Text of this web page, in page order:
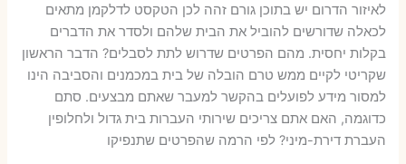
לאיזור הדרום יש בתוכן גורם זהה לכן הטקסט לדלקמן מתאים
לכאלה שדורשים להוביל את הבית שלהם ולסדר את הדברים
בקלות יחסית. מהם הפרטים שדרוש לתת לסבלים? הדבר הראשון
שקריטי לקיים ממש טרם הובלה של בית במכמנים והסביבה הינו
למסור מידע לפועלים בהקשר למעבר שאתם מבצעים. סתם
כדוגמה, האם אתם צריכים שירותי העברות בית גדול ולחלופין
העברת דירת-מיני? לפי הרמה שהפרטים שתנפיקו